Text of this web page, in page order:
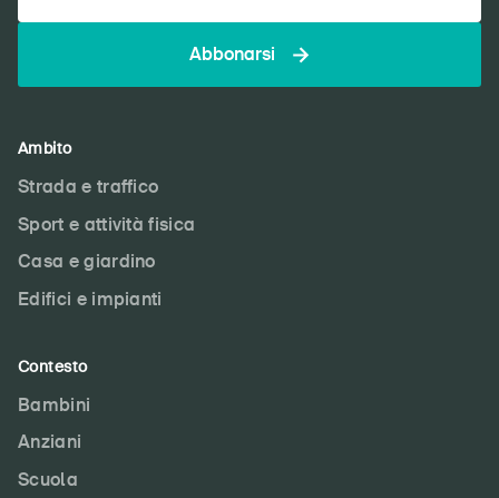
Abbonarsi
Ambito
Strada e traffico
Sport e attività fisica
Casa e giardino
Edifici e impianti
Contesto
Bambini
Anziani
Scuola